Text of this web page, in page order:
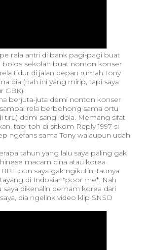
rela antri di bank pagi-pagi buat
bolos sekolah buat nonton konser
tidur di jalan depan rumah Tony
dia (nah ini yang mirip, tapi saya
GBK).
berjuta-juta demi nonton konser
rela berbohong sama ortu
tiru) demi sang idola. Memang sifat
tapi toh di sitkom Reply 1997 si
ngefans sama Tony walaupun udah
tahun yang lalu saya paling gak
macam cina atau korea
pun saya gak ngikutin, taunya
di Indosiar *poor me*. Nah
saya dikenalin demam korea dari
dia ngelink video klip SNSD